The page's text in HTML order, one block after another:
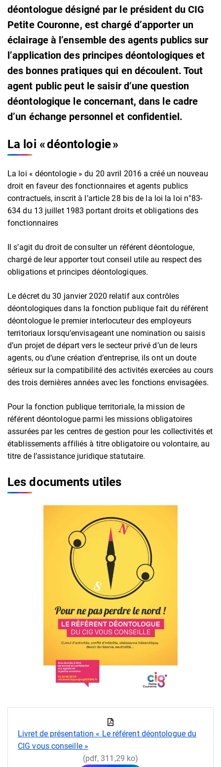
déontologue désigné par le président du CIG
Petite Couronne, est chargé d’apporter un
éclairage à l’ensemble des agents publics sur
l’application des principes déontologiques et
des bonnes pratiques qui en découlent. Tout
agent public peut le saisir d’une question
déontologique le concernant, dans le cadre
d’un échange personnel et confidentiel.
La loi « déontologie »
La loi « déontologie » du 20 avril 2016 a créé un nouveau
droit en faveur des fonctionnaires et agents publics
contractuels, inscrit à l’article 28 bis de la loi la loi n°83-
634 du 13 juillet 1983 portant droits et obligations des
fonctionnaires
Il s’agit du droit de consulter un référent déontologue,
chargé de leur apporter tout conseil utile au respect des
obligations et principes déontologiques.
Le décret du 30 janvier 2020 relatif aux contrôles
déontologiques dans la fonction publique fait du référent
déontologue le premier interlocuteur des employeurs
territoriaux lorsqu’envisageant une nomination ou saisis
d’un projet de départ vers le secteur privé d’un de leurs
agents, ou d’une création d’entreprise, ils ont un doute
sérieux sur la compatibilité des activités exercées au cours
des trois dernières années avec les fonctions envisagées.
Pour la fonction publique territoriale, la mission de
référent déontologue parmi les missions obligatoires
assurées par les centres de gestion pour les collectivités et
établissements affiliés à titre obligatoire ou volontaire, au
titre de l’assistance juridique statutaire.
Les documents utiles
Livret de présentation « Le référent déontologue du
CIG vous conseille »
(pdf, 311,29 ko)